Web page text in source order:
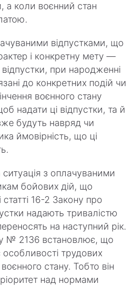
а коли воєнний стан
відпустками, що
і конкретну мету —
відпустки, при народженні
до конкретних подій чи
воєнного стану
надати ці відпустки, та й
будуть навряд чи
ймовірність, що ці
з оплачуваними
бойових дій, що
статті 16-2 Закону про
надають тривалістю
на наступний рік.
№ 2136 встановлює, що
трудових
воєнного стану. Тобто він
над нормами